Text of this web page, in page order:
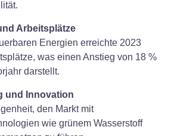
Arbeitsplätze
Energien erreichte 2023
was einen Anstieg von 18 %
darstellt.
und Innovation
den Markt mit
wie grünem Wasserstoff